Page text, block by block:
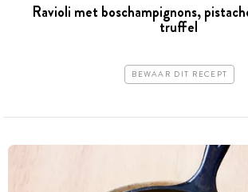
Ravioli met boschampignons,
truffel
BEWAAR DIT RECEPT